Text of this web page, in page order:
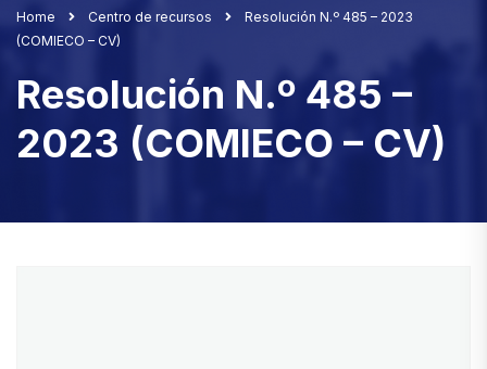
Home Centro de recursos
Resolución N.º 485 – 2023
(COMIECO – CV)
Resolución N.º 485 –
2023 (COMIECO – CV)